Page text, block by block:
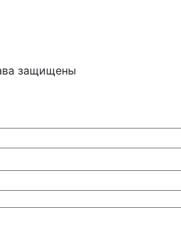
защищены